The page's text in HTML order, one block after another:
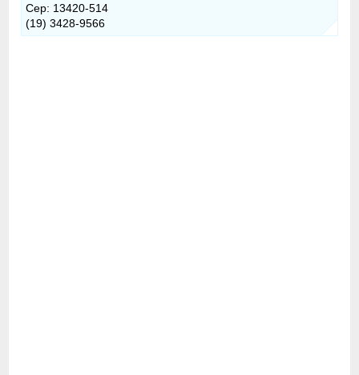
Cep: 13420-514
(19) 3428-9566